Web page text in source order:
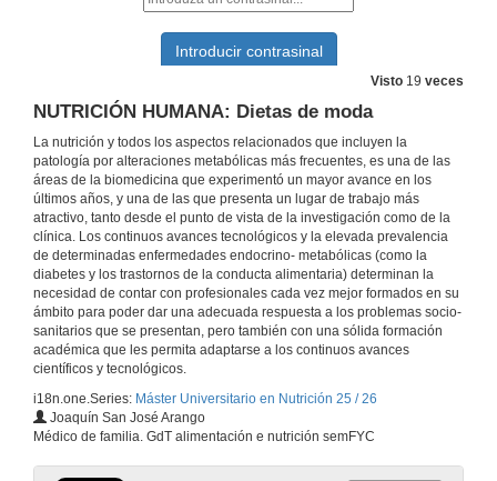
Visto 19 veces
NUTRICIÓN HUMANA: Dietas de moda
La nutrición y todos los aspectos relacionados que incluyen la
patología por alteraciones metabólicas más frecuentes, es una de las
áreas de la biomedicina que experimentó un mayor avance en los
últimos años, y una de las que presenta un lugar de trabajo más
atractivo, tanto desde el punto de vista de la investigación como de la
clínica. Los continuos avances tecnológicos y la elevada prevalencia
de determinadas enfermedades endocrino- metabólicas (como la
diabetes y los trastornos de la conducta alimentaria) determinan la
necesidad de contar con profesionales cada vez mejor formados en su
ámbito para poder dar una adecuada respuesta a los problemas socio-
sanitarios que se presentan, pero también con una sólida formación
académica que les permita adaptarse a los continuos avances
científicos y tecnológicos.
i18n.one.Series: Máster Universitario en Nutrición 25 / 26
Joaquín San José Arango
Médico de familia. GdT alimentación e nutrición semFYC
20 de nov. de 2025
20 de nov. de 2025
21 de nov. de 2025
NEUROENDCORINOLOGÍA: Hormonas y conducta (II)
21 de nov. de 2025
26 de nov. de 2025